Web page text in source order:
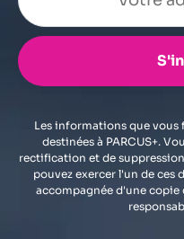
Les informations que vous
destinées à PARCUS+.
rectification et de
pouvez exercer l'un de ces
accompagnée d'une